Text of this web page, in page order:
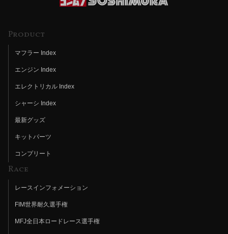
Product
マフラー Index
エンジン Index
エレクトリカル Index
シャーシ Index
最新グッズ
キットパーツ
コンプリート
Race
レースインフォメーション
FIM世界耐久選手権
MFJ全日本ロードレース選手権